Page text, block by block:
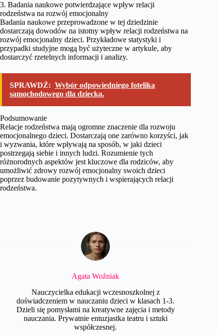
3. Badania naukowe potwierdzające wpływ relacji
rodzeństwa na rozwój emocjonalny
Badania naukowe przeprowadzone w tej dziedzinie
dostarczają dowodów na istotny wpływ relacji rodzeństwa na
rozwój emocjonalny dzieci. Przykładowe statystyki i
przypadki studyjne mogą być użyteczne w artykule, aby
dostarczyć rzetelnych informacji i analizy.
SPRAWDŹ: Wybór odpowiedniego fotelika
samochodowego dla dziecka.
Podsumowanie
Relacje rodzeństwa mają ogromne znaczenie dla rozwoju
emocjonalnego dzieci. Dostarczają one zarówno korzyści, jak
i wyzwania, które wpływają na sposób, w jaki dzieci
postrzegają siebie i innych ludzi. Rozumienie tych
różnorodnych aspektów jest kluczowe dla rodziców, aby
umożliwić zdrowy rozwój emocjonalny swoich dzieci
poprzez budowanie pozytywnych i wspierających relacji
rodzeństwa.
Agata Woźniak
Nauczycielka edukacji wczesnoszkolnej z
doświadczeniem w nauczaniu dzieci w klasach 1-3.
Dzieli się pomysłami na kreatywne zajęcia i metody
nauczania. Prywatnie entuzjastka teatru i sztuki
współczesnej.